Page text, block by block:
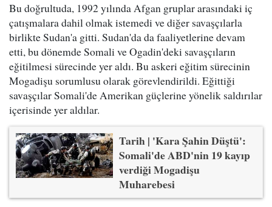
Bu doğrultuda, 1992 yılında Afgan gruplar arasındaki iç
çatışmalara dahil olmak istemedi ve diğer savaşçılarla
birlikte Sudan'a gitti. Sudan'da da faaliyetlerine devam
etti, bu dönemde Somali ve Ogadin'deki savaşçıların
eğitilmesi sürecinde yer aldı. Bu askeri eğitim sürecinin
Mogadişu sorumlusu olarak görevlendirildi. Eğittiği
savaşçılar Somali'de Amerikan güçlerine yönelik saldırılar
içerisinde yer aldılar.
Tarih | 'Kara Şahin Düştü':
Somali'de ABD'nin 19 kayıp
verdiği Mogadişu
Muharebesi